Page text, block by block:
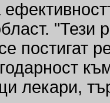
"Тези
постигат
лекари,